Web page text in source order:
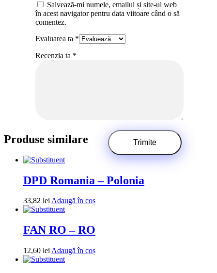
Salvează-mi numele, emailul și site-ul web
în acest navigator pentru data viitoare când o să
comentez.
Evaluarea ta *
Recenzia ta *
Produse similare
DPD Romania – Polonia
33,82 leiAdaugă în coș
FAN RO – RO
12,60 lei Adaugă în coș